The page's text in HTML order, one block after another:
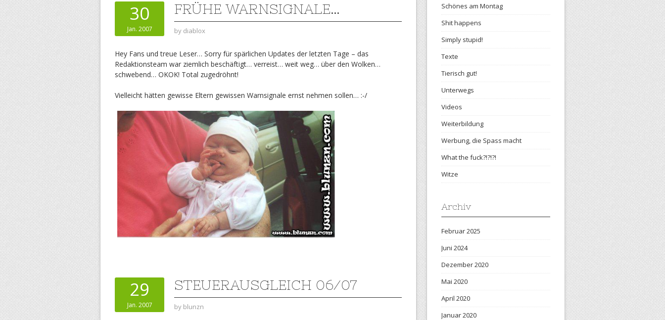
30
Jan. 2007
FRÜHE WARNSIGNALE…
by diablox
Hey Fans und treue Leser… Sorry für spärlichen Updates der letzten Tage – das
Redaktionsteam war ziemlich beschäftigt… verreist… weit weg… über den Wolken…
schwebend… OKOK! Total zugedröhnt!
Vielleicht hätten gewisse Eltern gewissen Warnsignale ernst nehmen sollen… :-/
29
Jan. 2007
STEUERAUSGLEICH 06/07
by blunzn
Schönes am Montag
Shit happens
Simply stupid!
Texte
Tierisch gut!
Unterwegs
Videos
Weiterbildung
Werbung, die Spass macht
What the fuck?!?!?!
Witze
Archiv
Februar 2025
Juni 2024
Dezember 2020
Mai 2020
April 2020
Januar 2020